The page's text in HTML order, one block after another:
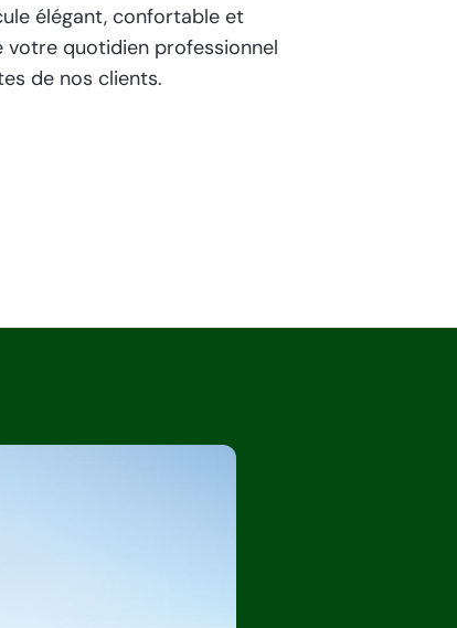
élégant, confortable et
quotidien professionnel
de nos clients.